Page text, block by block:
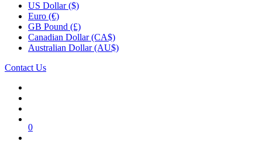
US Dollar ($)
Euro (€)
GB Pound (£)
Canadian Dollar (CA$)
Australian Dollar (AU$)
Contact Us
0